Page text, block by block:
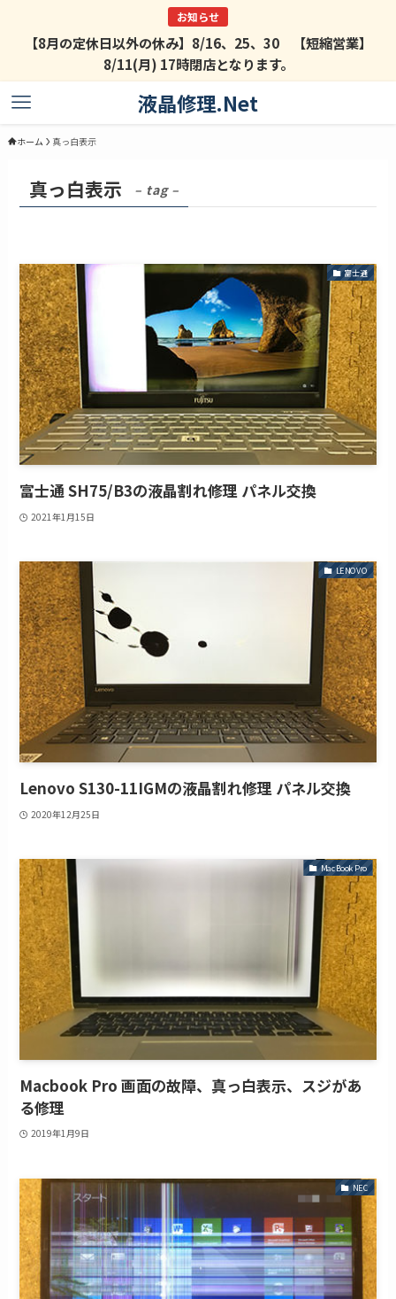
【8月の定休日以外の休み】8/16、25、30 【短縮営業】
8/11(月) 17時閉店となります。
液晶修理.Net
ホーム 真っ白表示
真っ白表示 – tag –
富士通
富士通 SH75/B3の液晶割れ修理 パネル交換
2021年1月15日
LENOVO
Lenovo S130-11IGMの液晶割れ修理 パネル交換
2020年12月25日
MacBook Pro
Macbook Pro 画面の故障、真っ白表示、スジがあ
る修理
2019年1月9日
NEC